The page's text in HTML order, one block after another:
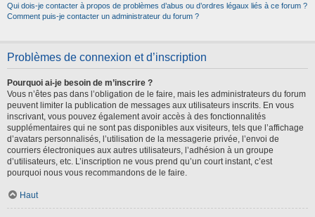
Qui dois-je contacter à propos de problèmes d’abus ou d’ordres légaux liés à ce forum ?
Comment puis-je contacter un administrateur du forum ?
Problèmes de connexion et d’inscription
Pourquoi ai-je besoin de m’inscrire ?
Vous n’êtes pas dans l’obligation de le faire, mais les administrateurs du forum
peuvent limiter la publication de messages aux utilisateurs inscrits. En vous
inscrivant, vous pouvez également avoir accès à des fonctionnalités
supplémentaires qui ne sont pas disponibles aux visiteurs, tels que l’affichage
d’avatars personnalisés, l’utilisation de la messagerie privée, l’envoi de
courriers électroniques aux autres utilisateurs, l’adhésion à un groupe
d’utilisateurs, etc. L’inscription ne vous prend qu’un court instant, c’est
pourquoi nous vous recommandons de le faire.
Haut